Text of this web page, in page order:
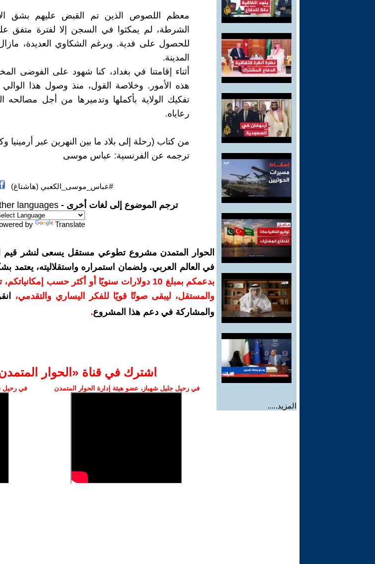
المزيد.....
معظم اللصوص الذين تم القبض عليهم بشق
الشرطة، لم يمكثوا في السجن إلا لفترة متفق
للحصول على فدية. وبرغم الشكاوي العديدة،
المدينة.
أثناء إقامتنا في بغداد، كنا شهود على الفوضى
هذه الأمور. وخلاصة القول، منذ وصول هذا
تفكيك الولاية بأكملها وتدميرها من أجل مصالحه
رعاياه.
من كتاب (رحلة إلى بلاد ما بين النهرين عبر أرمينيا
ترجمه عن الفرنسية: عباس موسى
#عباس_موسى_الكعبي (هاشتاغ)
ترجم الموضوع إلى لغات أخرى - languages
by Translate
الحوار المتمدن مشروع تطوعي مستقل يسعى لنشر قيم
في العالم العربي. ولضمان استمراره واستقلاليته،
بدعمكم بمبلغ 10 دولارات سنويًا أو أكثر حسب
والمستقل، ليبقى صوتًا قويًا للفكر اليساري والتقدمي،
والمشاركة في دعم هذا المشروع.
اشترك في قناة ‫«الحوار
في رحيل جليل شهباز، عضو هيئة إدارة الحوار المتمدن في رحيل